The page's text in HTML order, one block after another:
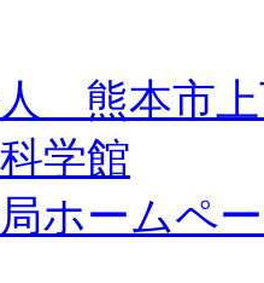
熊本市
学館
ホームペ